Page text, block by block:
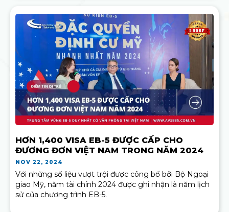
HƠN 1,400 VISA EB-5 ĐƯỢC CẤP CHO
ĐƯƠNG ĐƠN VIỆT NAM TRONG NĂM 2024
NOV 22, 2024
Với những số liệu vượt trội được công bố bởi Bộ Ngoại
giao Mỹ, năm tài chính 2024 được ghi nhận là năm lịch
sử của chương trình EB-5.